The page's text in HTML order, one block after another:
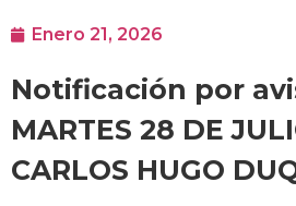
Enero 21, 2026
Notificación por
MARTES 28 DE
CARLOS HUGO